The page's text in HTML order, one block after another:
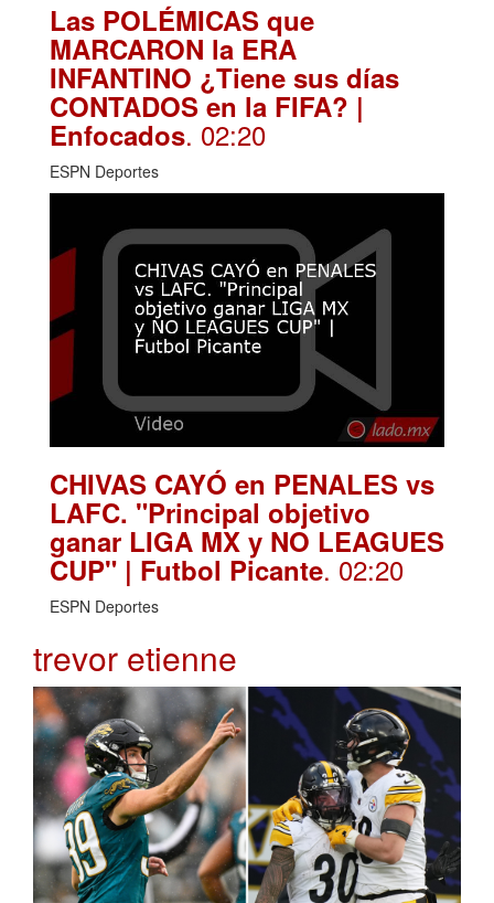
Las POLÉMICAS que
MARCARON la ERA
INFANTINO ¿Tiene sus días
CONTADOS en la FIFA? |
Enfocados. 02:20
ESPN Deportes
CHIVAS CAYÓ en PENALES vs
LAFC. "Principal objetivo
ganar LIGA MX y NO LEAGUES
CUP" | Futbol Picante. 02:20
ESPN Deportes
trevor etienne